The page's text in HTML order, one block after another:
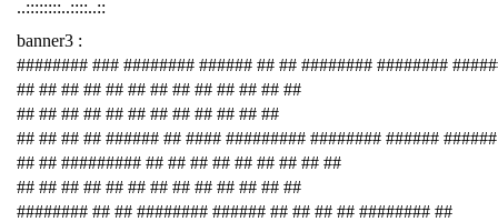
..::::::::..::::..::
banner3 :
######## ### ######## ###### ## ## ######## ########
## ## ## ## ## ## ## ## ## ## ## ## ##
## ## ## ## ## ## ## ## ## ## ## ##
## ## ## ## ###### ## #### ######### ######## ###### ######
## ## ######### ## ## ## ## ## ## ## ## ##
## ## ## ## ## ## ## ## ## ## ## ## ##
######## ## ## ######## ###### ## ## ## ## ######## ##